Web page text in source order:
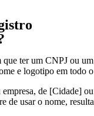
ter um CNPJ ou
e logotipo em todo
de [Cidade]
de usar o nome,